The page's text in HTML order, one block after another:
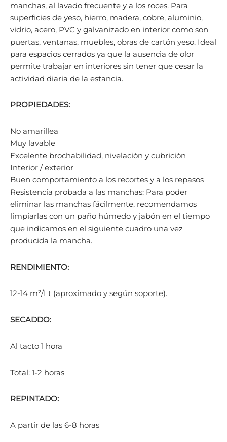
manchas, al lavado frecuente y a los roces. Para
superficies de yeso, hierro, madera, cobre, aluminio,
vidrio, acero, PVC y galvanizado en interior como son
puertas, ventanas, muebles, obras de cartón yeso. Ideal
para espacios cerrados ya que la ausencia de olor
permite trabajar en interiores sin tener que cesar la
actividad diaria de la estancia.
PROPIEDADES:
No amarillea
Muy lavable
Excelente brochabilidad, nivelación y cubrición
Interior / exterior
Buen comportamiento a los recortes y a los repasos
Resistencia probada a las manchas: Para poder
eliminar las manchas fácilmente, recomendamos
limpiarlas con un paño húmedo y jabón en el tiempo
que indicamos en el siguiente cuadro una vez
producida la mancha.
RENDIMIENTO:
12-14 m²/Lt (aproximado y según soporte).
SECADDO:
Al tacto 1 hora
Total: 1-2 horas
REPINTADO:
A partir de las 6-8 horas